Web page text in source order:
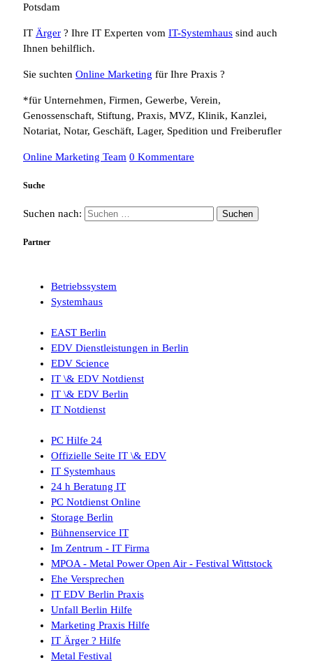
Potsdam
IT Ärger ? Ihre IT Experten vom IT-Systemhaus sind auch
Ihnen behilflich.
Sie suchten Online Marketing für Ihre Praxis ?
*für Unternehmen, Firmen, Gewerbe, Verein,
Genossenschaft, Stiftung, Praxis, MVZ, Klinik, Kanzlei,
Notariat, Notar, Geschäft, Lager, Spedition und Freiberufler
Online Marketing Team 0 Kommentare
Suche
Suchen nach:
Partner
Betriebssystem
Systemhaus
EAST Berlin
EDV Dienstleistungen in Berlin
EDV Science
IT \& EDV Notdienst
IT \& EDV Berlin
IT Notdienst
PC Hilfe 24
Offizielle Seite IT \& EDV
IT Systemhaus
24 h Beratung IT
PC Notdienst Online
Storage Berlin
Bühnenservice IT
Im Zentrum - IT Firma
MPOA - Metal Power Open Air - Festival Wittstock
Ehe Versprechen
IT EDV Berlin Praxis
Unfall Berlin Hilfe
Marketing Praxis Hilfe
IT Ärger ? Hilfe
Metal Festival